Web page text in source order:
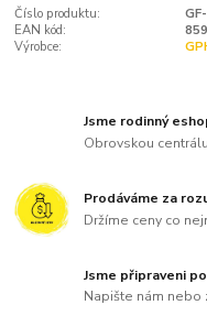
Číslo produktu:
EAN kód:
Výrobce:
Jsme rodinný
Obrovskou
Prodáváme za
Držíme ceny co
Jsme připraveni
Napište nám nebo